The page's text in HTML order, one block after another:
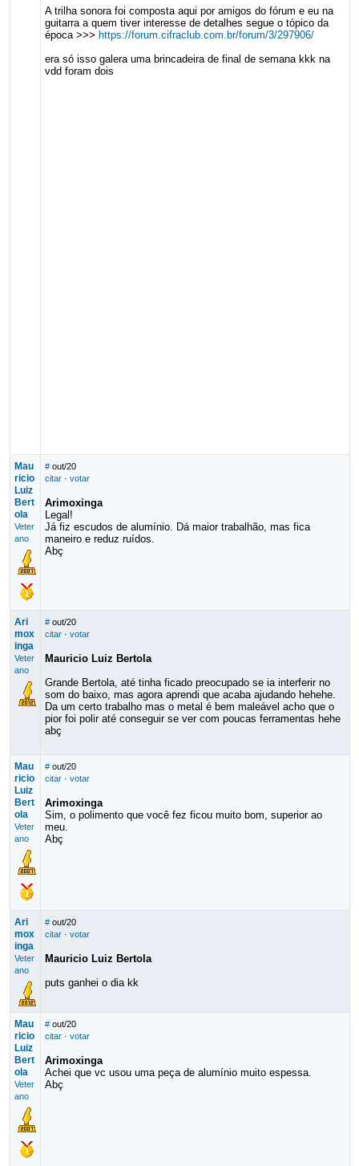
A trilha sonora foi composta aqui por amigos do fórum e eu na
guitarra a quem tiver interesse de detalhes segue o tópico da
época >>> https://forum.cifraclub.com.br/forum/3/297906/
era só isso galera uma brincadeira de final de semana kkk na
vdd foram dois
Mau
ricio
Luiz
Bert
ola
Veter
ano
# out/20
citar· votar
Arimoxinga
Legal!
Já fiz escudos de alumínio. Dá maior trabalhão, mas fica
maneiro e reduz ruídos.
Abç
Ari
mox
inga
Veter
ano
# out/20
citar· votar
Mauricio Luiz Bertola
Grande Bertola, até tinha ficado preocupado se ia interferir no
som do baixo, mas agora aprendi que acaba ajudando hehehe.
Da um certo trabalho mas o metal é bem maleável acho que o
pior foi polir até conseguir se ver com poucas ferramentas hehe
abç
Mau
ricio
Luiz
Bert
ola
Veter
ano
# out/20
citar· votar
Arimoxinga
Sim, o polimento que você fez ficou muito bom, superior ao
meu.
Abç
Ari
mox
inga
Veter
ano
# out/20
citar· votar
Mauricio Luiz Bertola
puts ganhei o dia kk
Mau
ricio
Luiz
Bert
ola
Veter
ano
# out/20
citar· votar
Arimoxinga
Achei que vc usou uma peça de alumínio muito espessa.
Abç